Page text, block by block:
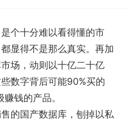
个十分难以看得懂的市
显得不是那么真实。再加
场，动则以十亿二十亿
数字背后可能90%买的
钱的产品。
的国产数据库，刨掉以私